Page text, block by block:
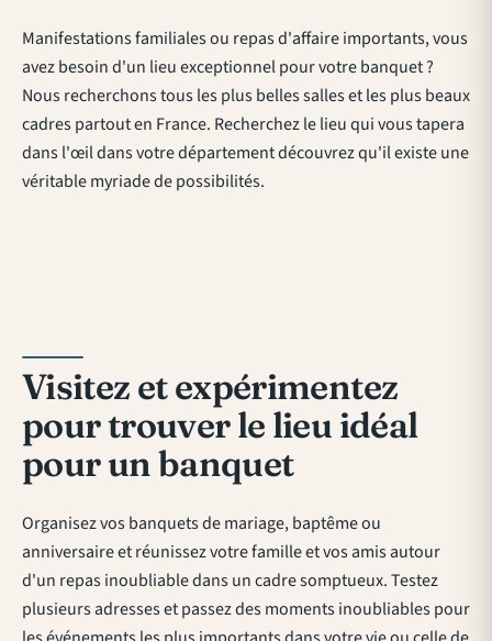
Manifestations familiales ou repas d'affaire importants, vous
avez besoin d'un lieu exceptionnel pour votre banquet ?
Nous recherchons tous les plus belles salles et les plus beaux
cadres partout en France. Recherchez le lieu qui vous tapera
dans l'œil dans votre département découvrez qu'il existe une
véritable myriade de possibilités.
Visitez et expérimentez
pour trouver le lieu idéal
pour un banquet
Organisez vos banquets de mariage, baptême ou
anniversaire et réunissez votre famille et vos amis autour
d'un repas inoubliable dans un cadre somptueux. Testez
plusieurs adresses et passez des moments inoubliables pour